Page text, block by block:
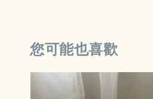
您可能也喜歡